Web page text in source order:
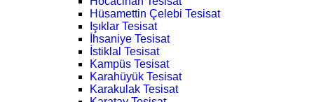
Hüsamettin Çelebi Tesisat
Işıklar Tesisat
İhsaniye Tesisat
İstiklal Tesisat
Kampüs Tesisat
Karahüyük Tesisat
Karakulak Tesisat